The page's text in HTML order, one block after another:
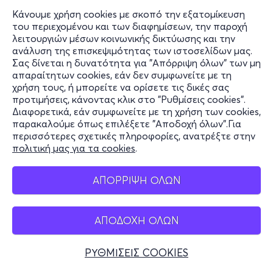
Κάνουμε χρήση cookies με σκοπό την εξατομίκευση
του περιεχομένου και των διαφημίσεων, την παροχή
λειτουργιών μέσων κοινωνικής δικτύωσης και την
ανάλυση της επισκεψιμότητας των ιστοσελίδων μας.
Σας δίνεται η δυνατότητα για "Απόρριψη όλων" των μη
απαραίτητων cookies, εάν δεν συμφωνείτε με τη
χρήση τους, ή μπορείτε να ορίσετε τις δικές σας
προτιμήσεις, κάνοντας κλικ στο "Ρυθμίσεις cookies".
Διαφορετικά, εάν συμφωνείτε με τη χρήση των cookies,
παρακαλούμε όπως επιλέξετε "Αποδοχή όλων".Για
περισσότερες σχετικές πληροφορίες, ανατρέξτε στην
πολιτική μας για τα cookies.
ΑΠΟΡΡΙΨΗ ΟΛΩΝ
ΑΠΟΔΟΧΗ ΟΛΩΝ
ΡΥΘΜΙΣΕΙΣ COOKIES